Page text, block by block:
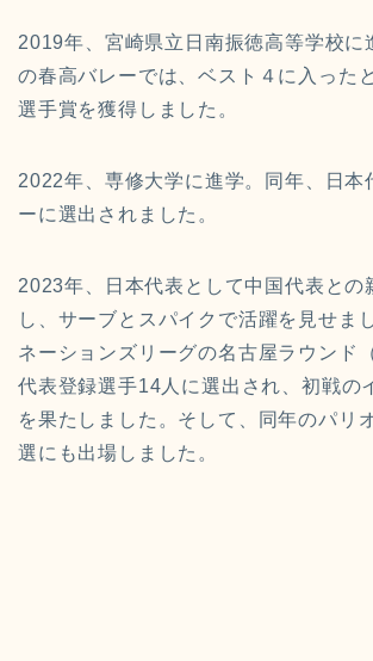
2019年、宮崎県立日南振徳高等学校に
の春高バレーでは、ベスト４に入った
選手賞を獲得しました。
2022年、専修大学に進学。同年、日本
ーに選出されました。
2023年、日本代表として中国代表との
し、サーブとスパイクで活躍を見せま
ネーションズリーグの名古屋ラウンド
代表登録選手14人に選出され、初戦の
を果たしました。そして、同年のパリ
選にも出場しました。